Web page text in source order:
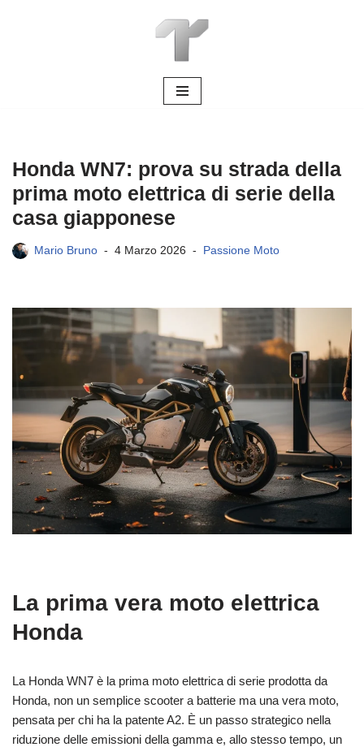
Honda WN7: prova su strada della
prima moto elettrica di serie della
casa giapponese
Mario Bruno 4 Marzo 2026 Passione Moto
La prima vera moto elettrica
Honda
La Honda WN7 è la prima moto elettrica di serie prodotta da
Honda, non un semplice scooter a batterie ma una vera moto,
pensata per chi ha la patente A2. È un passo strategico nella
riduzione delle emissioni della gamma e, allo stesso tempo, un